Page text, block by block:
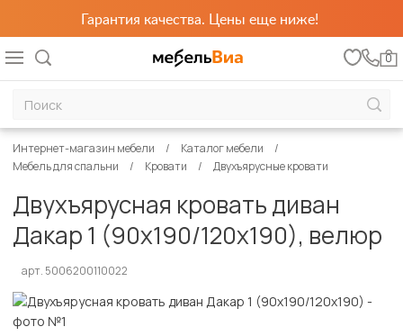
Гарантия качества. Цены еще ниже!
0
Интернет-магазин мебели
Каталог мебели
Мебель для спальни
Кровати Двухъярусные кровати
Двухъярусная кровать диван
Дакар 1 (90х190/120х190), велюр
арт. 5006200110022